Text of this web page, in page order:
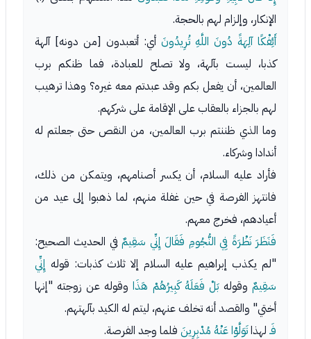
الإنكار، وإلزام لهم بالحجة.
أَئِفْكًا آلِهَةً دُونَ اللَّهِ تُرِيدُونَ أي: أتعبدون [من دونه] آلهة
كذبا، ليست بآلهة، ولا تصلح للعبادة، فما ظنكم برب
العالمين، أن يفعل بكم وقد عبدتم معه غيره؟ وهذا ترهيب
لهم بالجزاء بالعقاب على الإقامة على شركهم.
وما الذي ظننتم برب العالمين، من النقص حتى جعلتم له
أندادا وشركاء.
فأراد عليه السلام، أن يكسر أصنامهم، ويتمكن من ذلك،
فانتهز الفرصة في حين غفلة منهم، لما ذهبوا إلى عيد من
أعيادهم، فخرج معهم.
فَنَظَرَ نَظْرَةً فِي النُّجُومِ فَقَالَ إِنِّي سَقِيمٌفي الحديث الصحيح:
"لم يكذب إبراهيم عليه السلام إلا ثلاث كذبات: قوله إِنِّي
سَقِيمٌوقولهبَلْ فَعَلَهُ كَبِيرُهُمْ هَذَاوقوله عن زوجته "إنها
أختي" والقصد أنه تخلف عنهم، ليتم له الكيد بآلهتهم.
فَـ لهذاتَوَلَّوْا عَنْهُ مُدْبِرِينَ فلما وجد الفرصة.